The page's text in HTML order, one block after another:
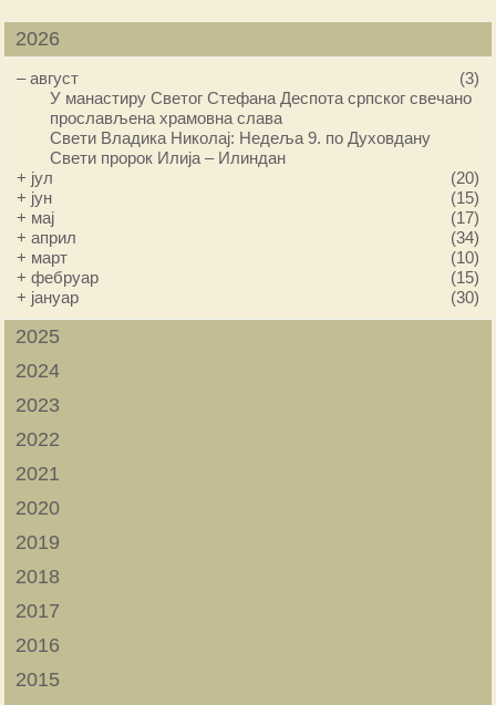
2026
–август
(3)
У манастиру Светог Стефана Деспота српског свечано
прослављена храмовна слава
Свети Владика Николај: Недеља 9. по Духовдану
Свети пророк Илија – Илиндан
+ јул
(20)
+ јун
(15)
+ мај
(17)
+април
(34)
+ март
(10)
+фебруар
(15)
+ јануар (30)
2025
2024
2023
2022
2021
2020
2019
2018
2017
2016
2015